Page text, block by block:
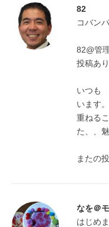
82
コバン
82@管
投稿あ
いつも
います。
重ねる
た、、
またの
なを＠
はじめ